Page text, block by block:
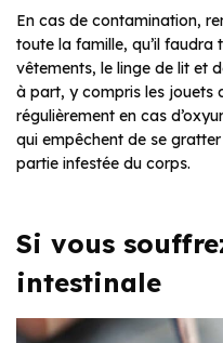
En cas de contamination,
toute la famille, qu’il faudra
vêtements, le linge de lit et
à part, y compris les jouets
régulièrement en cas
qui empêchent de se
partie infestée du corps.
Si vous
intestinale